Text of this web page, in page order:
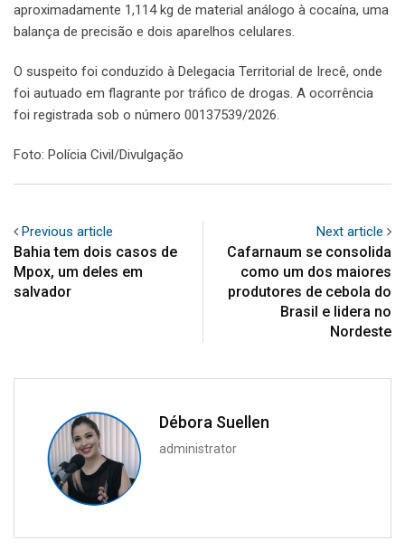
aproximadamente 1,114 kg de material análogo à cocaína, uma
balança de precisão e dois aparelhos celulares.
O suspeito foi conduzido à Delegacia Territorial de Irecê, onde
foi autuado em flagrante por tráfico de drogas. A ocorrência
foi registrada sob o número 00137539/2026.
Foto: Polícia Civil/Divulgação
Previous article
Bahia tem dois casos de
Mpox, um deles em
salvador
Next article
Cafarnaum se consolida
como um dos maiores
produtores de cebola do
Brasil e lidera no
Nordeste
Débora Suellen
administrator